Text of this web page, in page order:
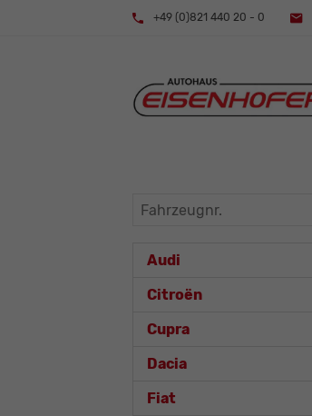
+49 (0)821 440 20 - 0
Fahrzeugnr.
Audi
Citroën
Cupra
Dacia
Fiat